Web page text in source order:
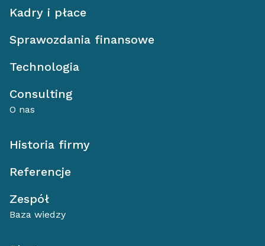
Kadry i płace
Sprawozdania finansowe
Technologia
Consulting
O nas
Historia firmy
Referencje
Zespół
Baza wiedzy